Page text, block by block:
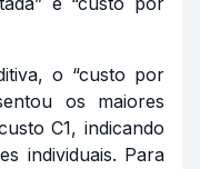
o “custo por
os maiores
C1, indicando
individuais. Para